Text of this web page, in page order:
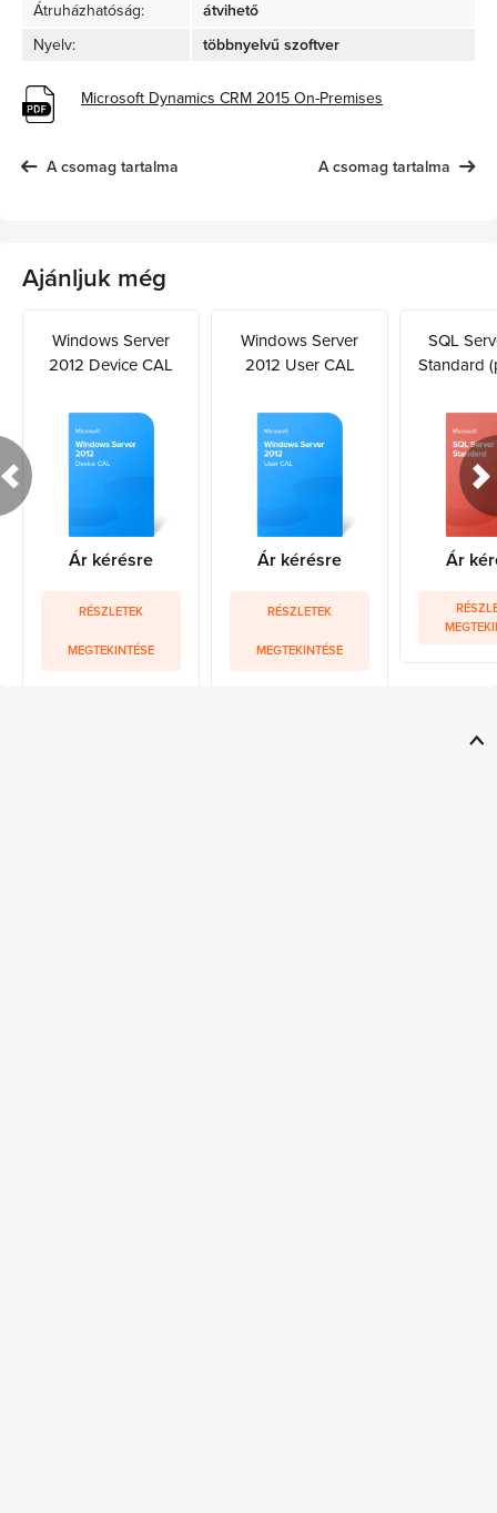
Átruházhatóság:
átvihető
Nyelv:
többnyelvű szoftver
Microsoft Dynamics CRM 2015 On-Premises
A csomag tartalma A csomag tartalma
Ajánljuk még
Windows Server
2012 Device CAL
Ár kérésre
RÉSZLETEK
MEGTEKINTÉSE
Windows Server
2012 User CAL
Ár kérésre
RÉSZLETEK
MEGTEKINTÉSE
SQL
Standard
Ár